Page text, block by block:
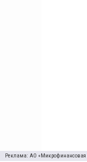
Реклама: АО «Микрофинансовая